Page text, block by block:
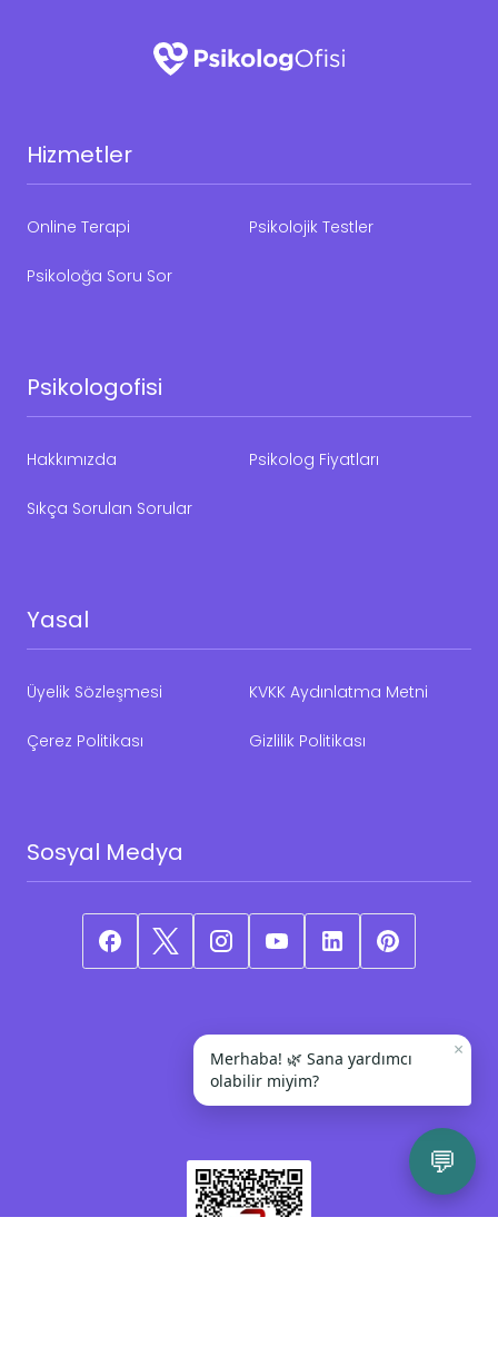
Hizmetler
Online Terapi Psikolojik Testler
Psikoloğa Soru Sor
Psikologofisi
Hakkımızda Psikolog Fiyatları
Sıkça Sorulan Sorular
Yasal
Üyelik Sözleşmesi KVKK Aydınlatma Metni
Çerez Politikası Gizlilik Politikası
Sosyal Medya
💬
×
Merhaba! 🌿 Sana yardımcı
olabilir miyim?